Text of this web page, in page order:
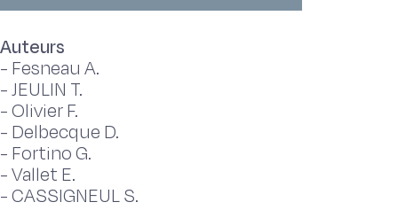
Auteurs
- Fesneau A.
-JEULIN T.
-Olivier F.
- Delbecque D.
- Fortino G.
-Vallet E.
-CASSIGNEUL S.